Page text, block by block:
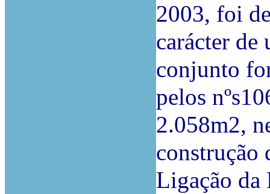
2003, foi
carácter de
conjunto
pelos
2.058m2,
construção
Ligação da